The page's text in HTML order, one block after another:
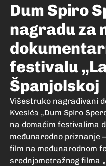
Dum Spiro
nagradu za
festivalu
Španjolskoj
Višestruko nagrađivani
Kvesića „Dum Spiro
na domaćim festivalima
međunarodno priznanje
film na međunarodnom
srednjometražnog filma